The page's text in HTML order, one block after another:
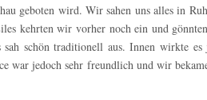
geboten wird. Wir sahen uns alles in
kehrten wir vorher noch ein und
sah schön traditionell aus. Innen wirkte
war jedoch sehr freundlich und wir